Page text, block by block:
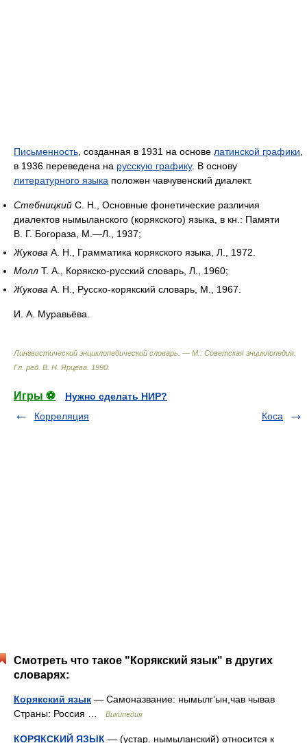
Письменность , созданная в 1931 на основе латинской графики
в 1936 переведена на русскую графику. В основу
литературного языка положен чавчувенский диалект.
Стебницкий С. Н., Основные фонетические различия
диалектов нымыланского (корякского) языка, в кн.: Памяти
В. Г. Богораза, М.—Л., 1937;
Жукова А. Н., Грамматика корякского языка, Л., 1972.
Молл Т. А., Корякско-русский словарь, Л., 1960;
Жукова А. Н., Русско-корякский словарь, М., 1967.
И. А. Муравьёва.
Лингвистический энциклопедический словарь. — М.: Советская энциклопедия
Гл. ред. В. Н. Ярцева 1990
Игры ⚽
Нужно сделать НИР?
Корреляция
Коса
Смотреть что такое "Корякский язык" в других
словарях:
Корякский язык — Самоназвание: нымылг’ын,чав чывав
Страны: Россия …
Википедия
КОРЯКСКИЙ ЯЗЫК — (устар. нымыланский) относится к